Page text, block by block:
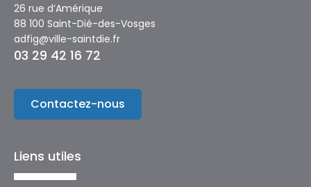
26 rue d’Amérique
88 100 Saint-Dié-des-Vosges
adfig@ville-saintdie.fr
03 29 42 16 72
Contactez-nous
Liens utiles